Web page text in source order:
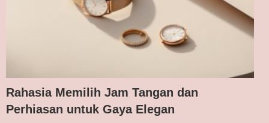
Rahasia Memilih Jam Tangan dan
Perhiasan untuk Gaya Elegan